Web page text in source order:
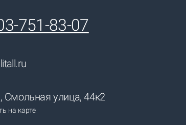
Смольная улица, 44к2
751-83-07
на карте